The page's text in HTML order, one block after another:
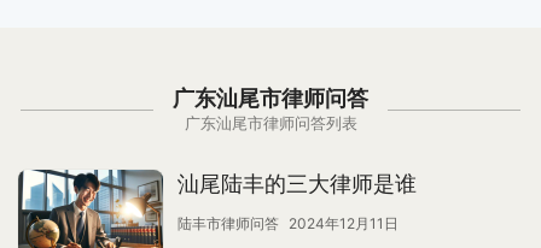
广东汕尾市律师问答
广东汕尾市律师问答列表
汕尾陆丰的三大律师是谁
陆丰市律师问答 2024年12月11日